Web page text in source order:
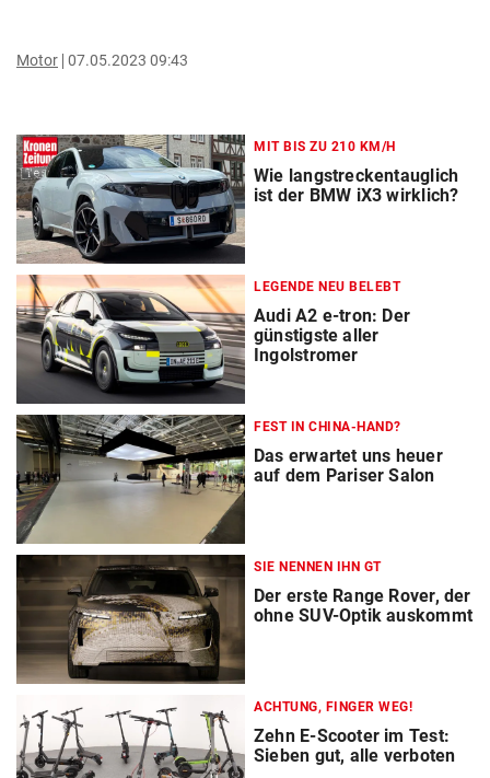
Motor 07.05.2023 09:43
MIT BIS ZU 210 KM/H
Wie langstreckentauglich
ist der BMW iX3 wirklich?
LEGENDE NEU BELEBT
Audi A2 e-tron: Der
günstigste aller
Ingolstromer
FEST IN CHINA-HAND?
Das erwartet uns heuer
auf dem Pariser Salon
SIE NENNEN IHN GT
Der erste Range Rover, der
ohne SUV-Optik auskommt
ACHTUNG, FINGER WEG!
Zehn E-Scooter im Test:
Sieben gut, alle verboten